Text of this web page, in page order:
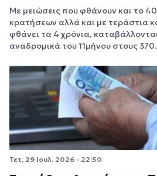
Με μειώσεις που φθάνουν και το
κρατήσεων αλλά και με τεράστια
φθάνει τα 4 χρόνια,
αναδρομικά του 11μήνου στους
Τετ, 29 Ιουλ. 2026 - 22:50